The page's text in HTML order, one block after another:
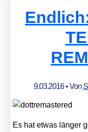
9.03.2016• Von
Es hat etwas län­ger